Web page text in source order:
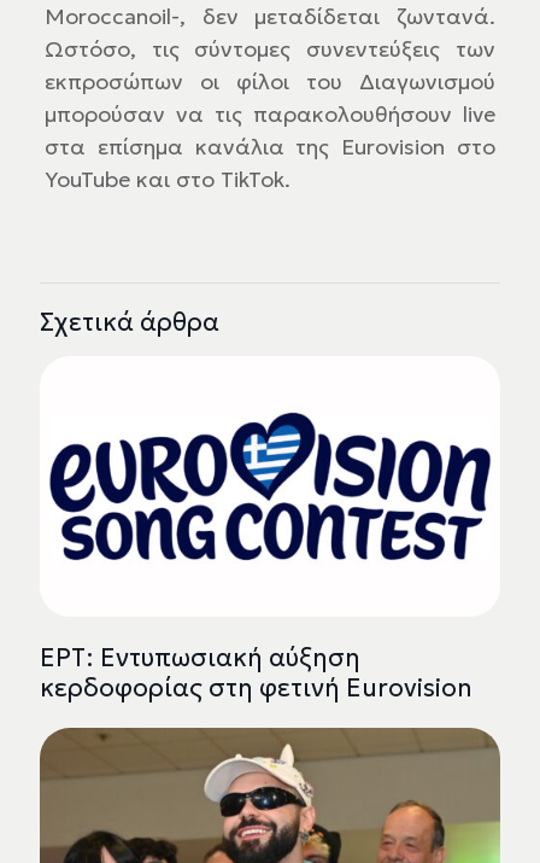
Moroccanoil-, δεν μεταδίδεται ζωντανά.
Ωστόσο, τις σύντομες συνεντεύξεις των
εκπροσώπων οι φίλοι του Διαγωνισμού
μπορούσαν να τις παρακολουθήσουν live
στα επίσημα κανάλια της Eurovision στο
YouTube και στο TikTok.
Σχετικά άρθρα
ΕΡΤ: Εντυπωσιακή αύξηση
κερδοφορίας στη φετινή Eurovision